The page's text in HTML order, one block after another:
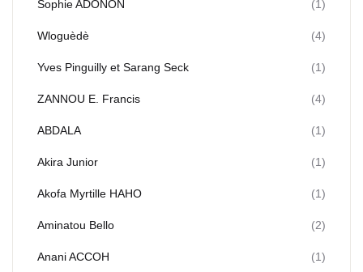
Sophie ADONON (1)
Wloguèdè (4)
Yves Pinguilly et Sarang Seck (1)
ZANNOU E. Francis (4)
ABDALA (1)
Akira Junior (1)
Akofa Myrtille HAHO (1)
Aminatou Bello (2)
Anani ACCOH (1)